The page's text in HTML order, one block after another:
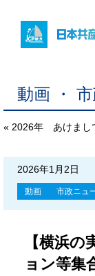
動画 ・
« 2026年 あけまし
2026年1月2日
動画 市政ニュ
【横浜
ョン等集